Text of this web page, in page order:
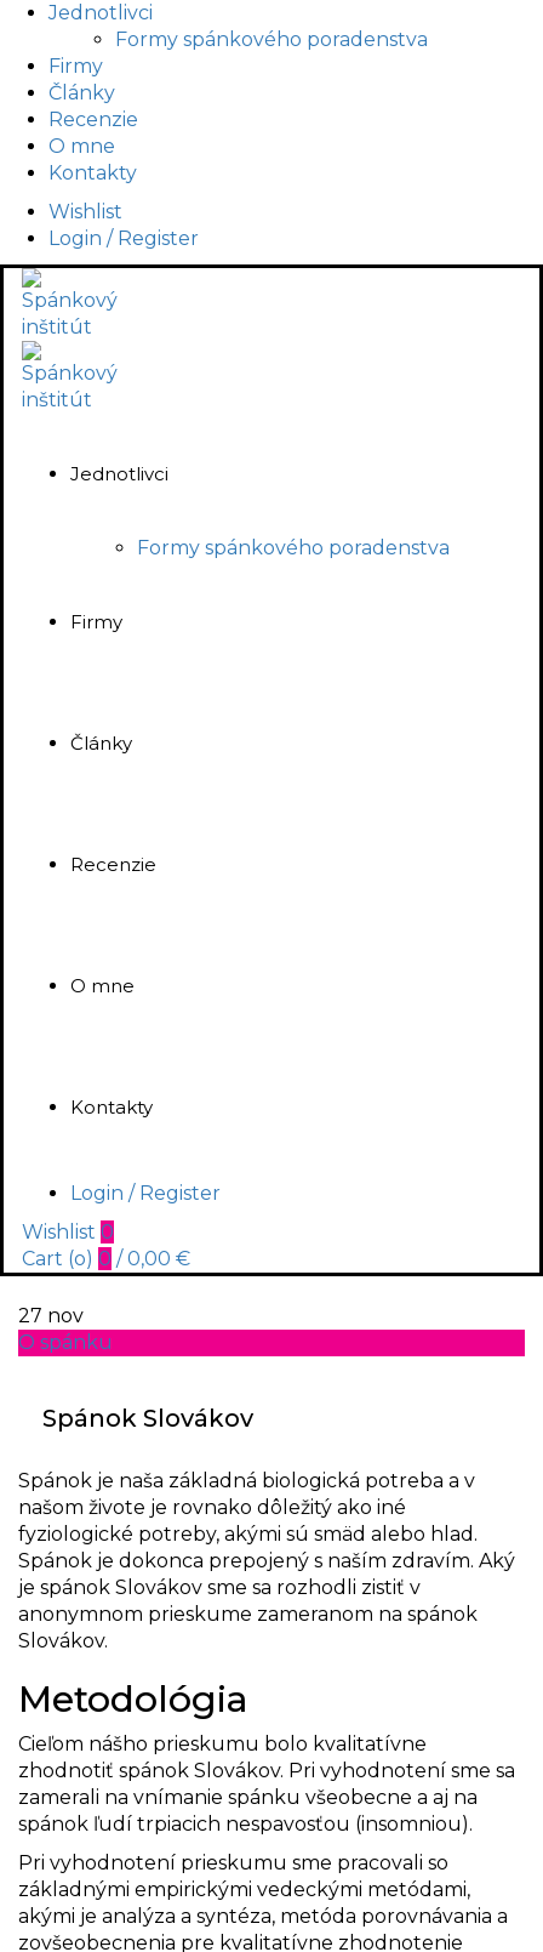
Jednotlivci
Formy spánkového poradenstva
Firmy
Články
Recenzie
O mne
Kontakty
Wishlist
Login / Register
Jednotlivci
Formy spánkového poradenstva
Firmy
Články
Recenzie
O mne
Kontakty
Login / Register
Wishlist 0
Cart (o) 0 / 0,00 €
27 nov
O spánku
Spánok Slovákov
Spánok je naša základná biologická potreba a v
našom živote je rovnako dôležitý ako iné
fyziologické potreby, akými sú smäd alebo hlad.
Spánok je dokonca prepojený s naším zdravím. Aký
je spánok Slovákov sme sa rozhodli zistiť v
anonymnom prieskume zameranom na spánok
Slovákov.
Metodológia
Cieľom nášho prieskumu bolo kvalitatívne
zhodnotiť spánok Slovákov. Pri vyhodnotení sme sa
zamerali na vnímanie spánku všeobecne a aj na
spánok ľudí trpiacich nespavosťou (insomniou).
Pri vyhodnotení prieskumu sme pracovali so
základnými empirickými vedeckými metódami,
akými je analýza a syntéza, metóda porovnávania a
zovšeobecnenia pre kvalitatívne zhodnotenie